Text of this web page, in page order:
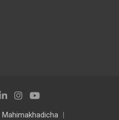
Mahimakhadicha